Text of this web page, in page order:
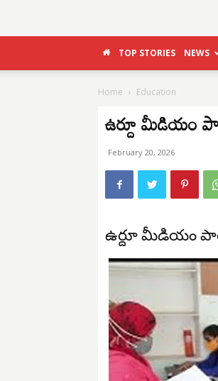
TOP STORIES NEWS
Home Education
ఉర్దూ మీడియం
February 20, 2026
ఉర్దూ మీడియం